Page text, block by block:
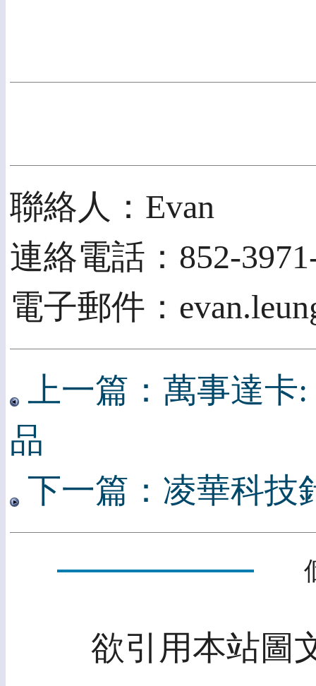
聯絡人：Evan
連絡電話：852-
電子郵件：
上一篇：萬事達
品
下一篇：凌華科技
欲引用本站圖